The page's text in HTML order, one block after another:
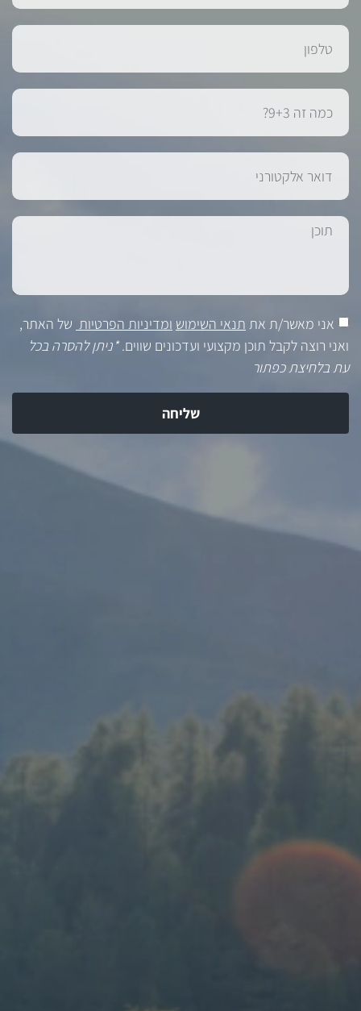
אני מאשר/ת את תנאי השימוש ומדיניות הפרטיות של האתר,
ואני רוצה לקבל תוכן מקצועי ועדכונים שווים.*ניתן להסרה בכל
עת בלחיצת כפתור
שליחה